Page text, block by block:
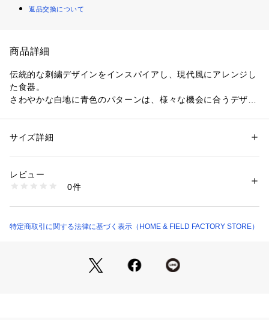
返品交換について
商品詳細
伝統的な刺繍デザインをインスパイアし、現代風にアレンジし
た食器。
さわやかな白地に青色のパターンは、様々な機会に合うデザイ
●食洗器対応
●生産国：アメリカ
検索可能です。
性別：レディース
素材：全面積層強化ガラス
商品番号：
CP-8785 （ショップ）
サイズ詳細
レビュー
0件
特定商取引に関する法律に基づく表示（HOME & FIELD FACTORY STORE）